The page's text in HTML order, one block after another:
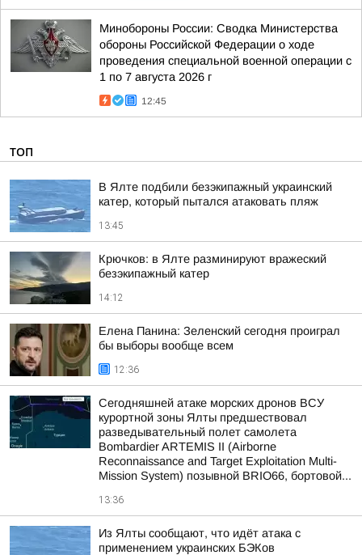
Минобороны России: Сводка Министерства
обороны Российской Федерации о ходе
проведения специальной военной операции с
1 по 7 августа 2026 г
12:45
ТОП
В Ялте подбили безэкипажный украинский
катер, который пытался атаковать пляж
13:45
Крючков: в Ялте разминируют вражеский
безэкипажный катер
14:12
Елена Панина: Зеленский сегодня проиграл
бы выборы вообще всем
12:36
Сегодняшней атаке морских дронов ВСУ
курортной зоны Ялты предшествовал
разведывательный полет самолета
Bombardier ARTEMIS II (Airborne
Reconnaissance and Target Exploitation Multi-
Mission System) позывной BRIO66, бортовой...
13:36
Из Ялты сообщают, что идёт атака с
применением украинских БЭКов